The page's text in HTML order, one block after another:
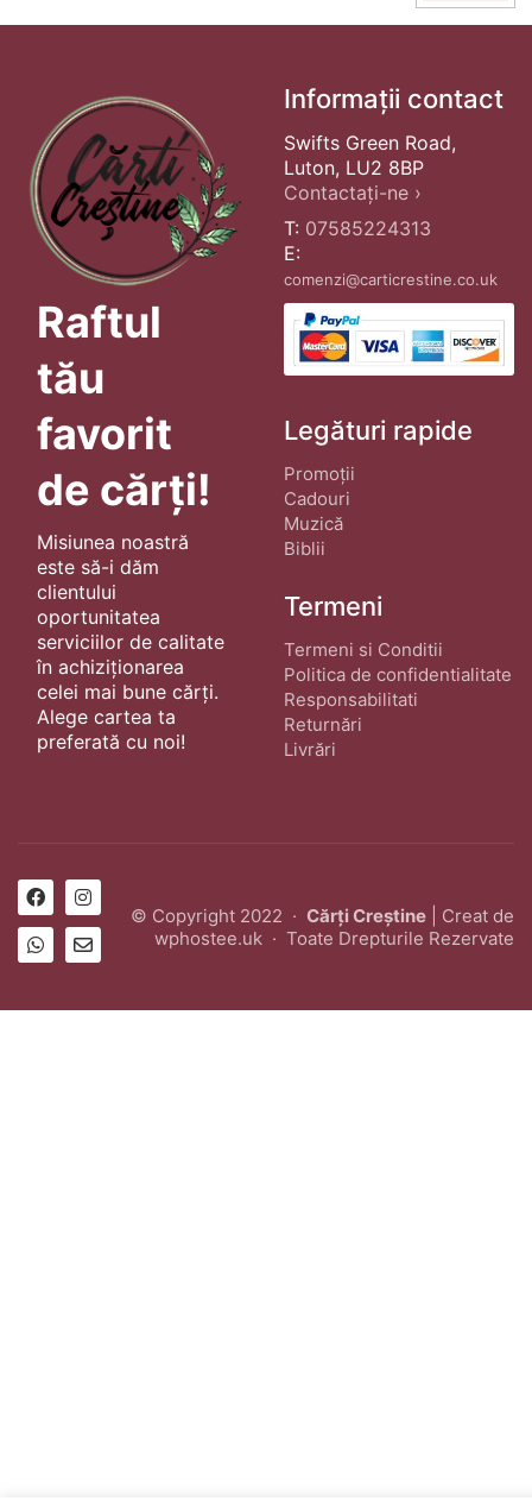
Raftul
tău
favorit
de cărți!
Misiunea noastră
este să-i dăm
clientului
oportunitatea
serviciilor de calitate
în achiziționarea
celei mai bune cărți.
Alege cartea ta
preferată cu noi!
Informații contact
Swifts Green Road,
Luton, LU2 8BP
Contactați-ne ›
T: 07585224313
E:
comenzi@carticrestine.co.uk
Legături rapide
Promoții
Cadouri
Muzică
Biblii
Termeni
Termeni si Conditii
Politica de confidentialitate
Responsabilitati
Returnări
Livrări
© Copyright 2022 · Cărți Creștine | Creat de
wphostee.uk · Toate Drepturile Rezervate